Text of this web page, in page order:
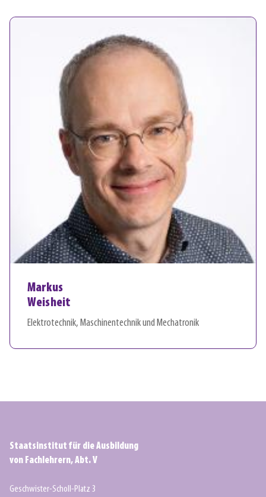
Markus
Weisheit
Elektrotechnik, Maschinentechnik und Mechatronik
Staatsinstitut für die Ausbildung
von Fachlehrern, Abt. V
Geschwister-Scholl-Platz 3